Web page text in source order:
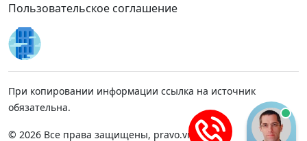
Пользовательское соглашение
При копировании информации ссылка на источник
обязательна.
© 2026 Все права защищены, pravo.vnmsk.ru.